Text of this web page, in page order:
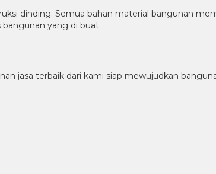
dinding. Semua bahan material bangunan
yang di buat.
jasa terbaik dari kami siap mewujudkan